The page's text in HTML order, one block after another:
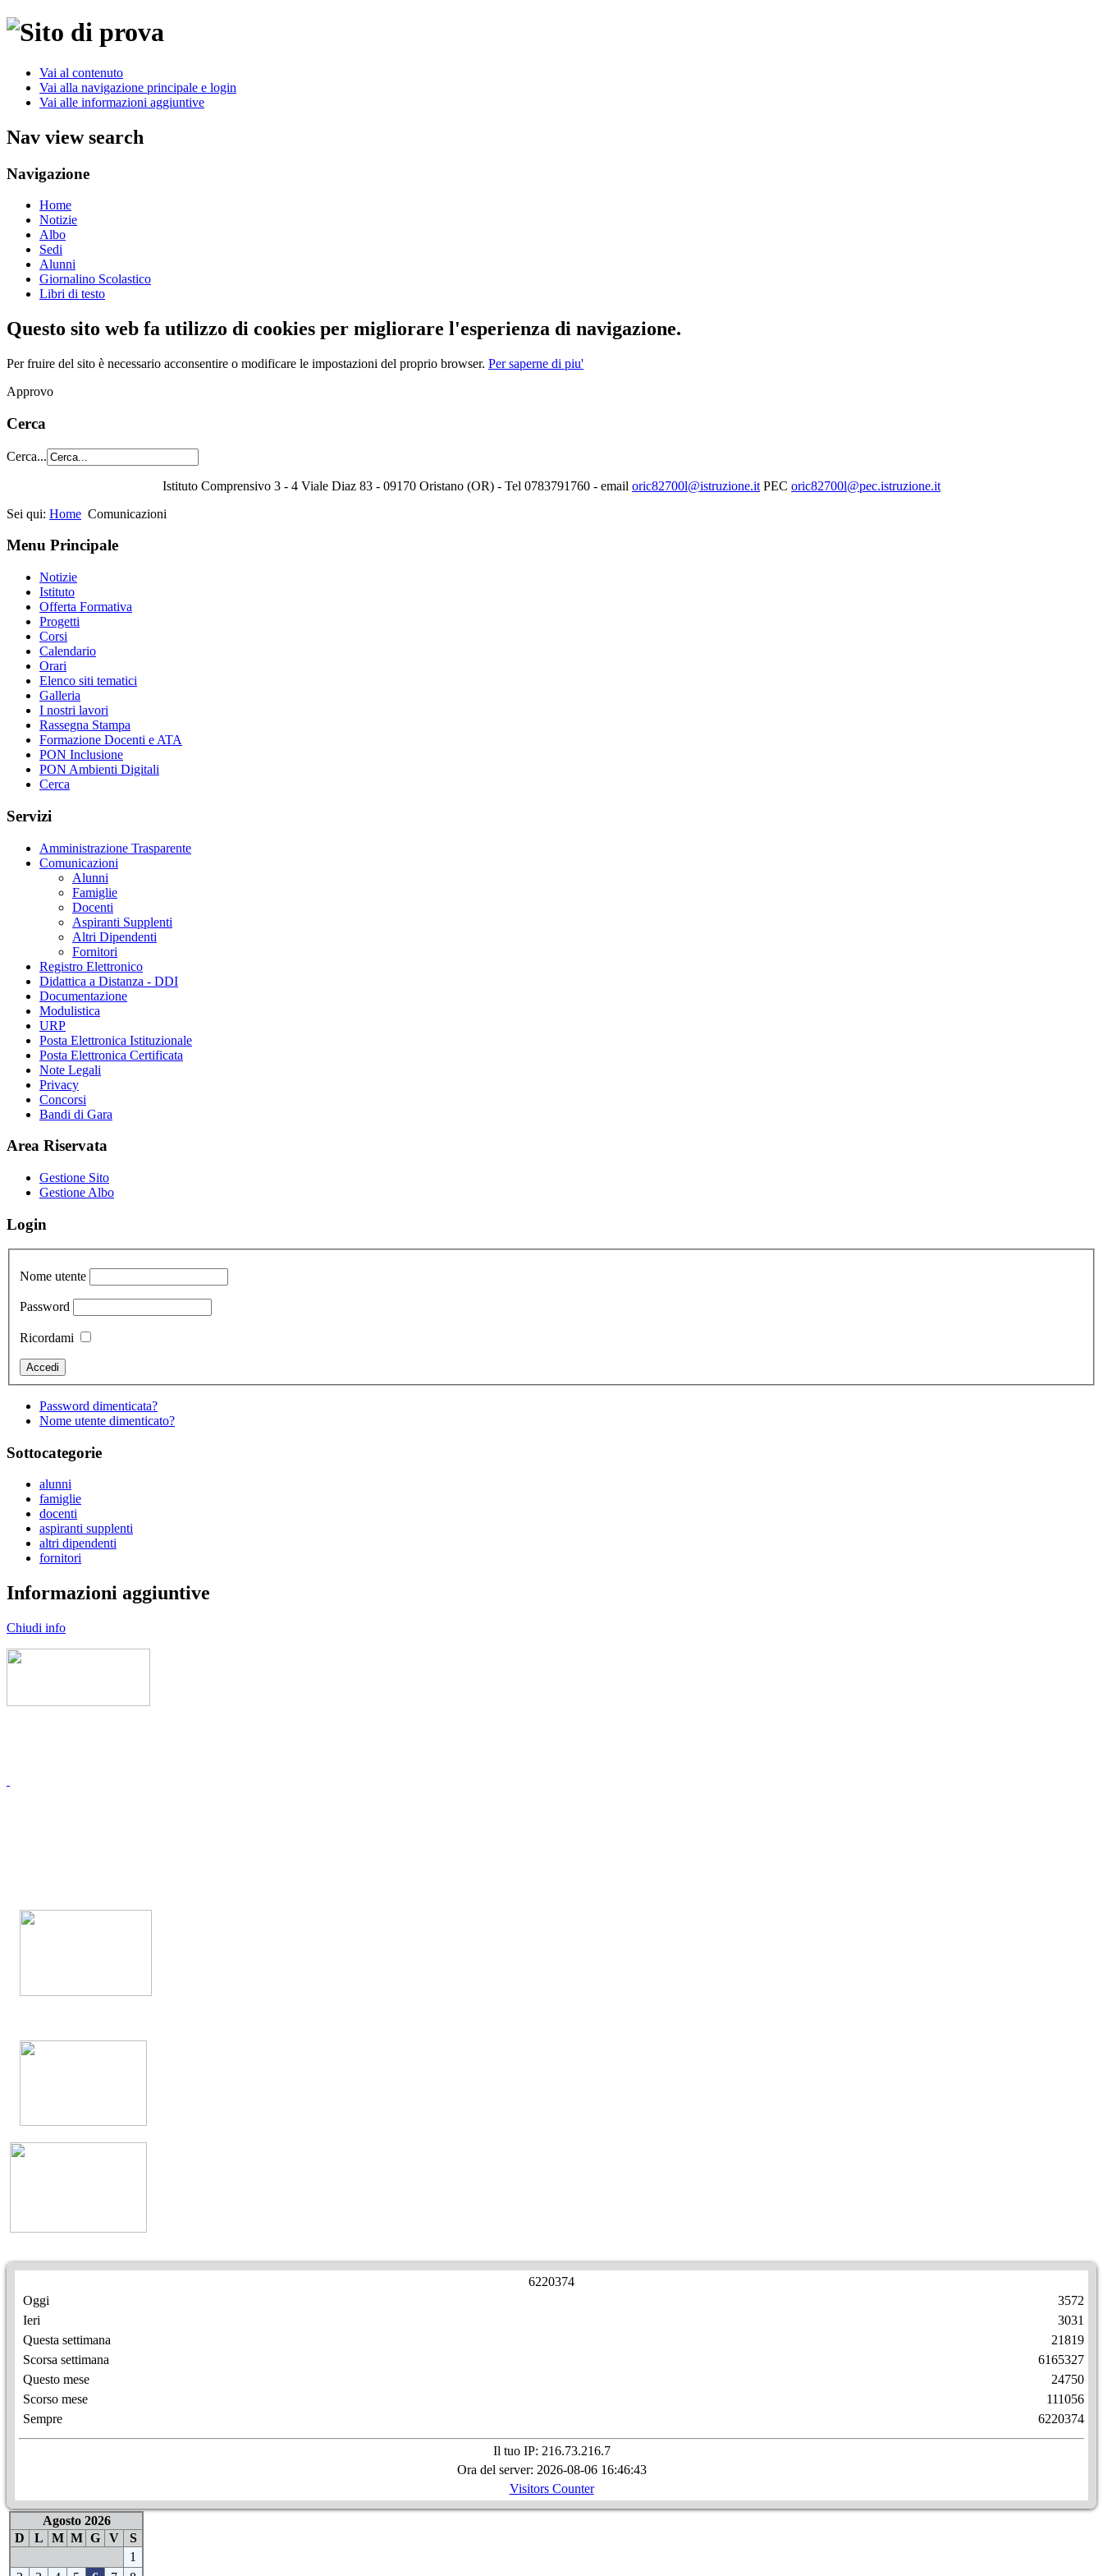
Vai al contenuto
Vai alla navigazione principale e login
Vai alle informazioni aggiuntive
Nav view search
Navigazione
Home
Notizie
Albo
Sedi
Alunni
Giornalino Scolastico
Libri di testo
Questo sito web fa utilizzo di cookies per migliorare l'esperienza di navigazione.
Per fruire del sito è necessario acconsentire o modificare le impostazioni del proprio browser. Per saperne di piu'
Approvo
Cerca
Cerca...
Istituto Comprensivo 3 - 4 Viale Diaz 83 - 09170 Oristano (OR) - Tel 0783791760 - email oric82700l@istruzione.it PEC oric82700l@pec.istruzione.it
Sei qui: Home Comunicazioni
Menu Principale
Notizie
Istituto
Offerta Formativa
Progetti
Corsi
Calendario
Orari
Elenco siti tematici
Galleria
I nostri lavori
Rassegna Stampa
Formazione Docenti e ATA
PON Inclusione
PON Ambienti Digitali
Cerca
Servizi
Amministrazione Trasparente
Comunicazioni
Alunni
Famiglie
Docenti
Aspiranti Supplenti
Altri Dipendenti
Fornitori
Registro Elettronico
Didattica a Distanza - DDI
Documentazione
Modulistica
URP
Posta Elettronica Istituzionale
Posta Elettronica Certificata
Note Legali
Privacy
Concorsi
Bandi di Gara
Area Riservata
Gestione Sito
Gestione Albo
Login
Nome utente
Password
Ricordami
Password dimenticata?
Nome utente dimenticato?
Sottocategorie
alunni
famiglie
docenti
aspiranti supplenti
altri dipendenti
fornitori
Informazioni aggiuntive
Chiudi info
6220374
Oggi
Ieri
Questa settimana
Scorsa settimana
Questo mese
Scorso mese
Sempre
3572
3031
21819
6165327
24750
111056
6220374
Il tuo IP: 216.73.216.7
Ora del server: 2026-08-06 16:46:43
Visitors Counter
Agosto 2026
D
L M M G V
S
1